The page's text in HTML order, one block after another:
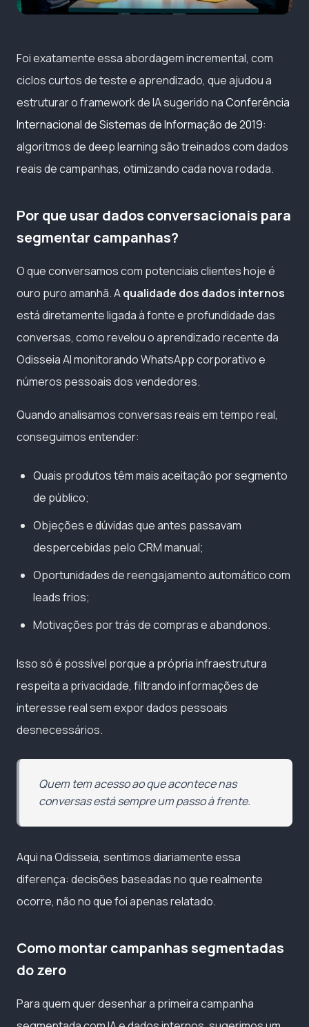
Foi exatamente essa abordagem incremental, com
ciclos curtos de teste e aprendizado, que ajudou a
estruturar o framework de IA sugerido naConferência
Internacional de Sistemas de Informação de 2019:
algoritmos de deep learning são treinados com dados
reais de campanhas, otimizando cada nova rodada.
Por que usar dados conversacionais para
segmentar campanhas?
O que conversamos com potenciais clientes hoje é
ouro puro amanhã. Aqualidade dos dados internos
está diretamente ligada à fonte e profundidade das
conversas, como revelou o aprendizado recente da
Odisseia AI monitorando WhatsApp corporativo e
números pessoais dos vendedores.
Quando analisamos conversas reais em tempo real,
conseguimos entender:
Quais produtos têm mais aceitação por segmento
de público;
Objeções e dúvidas que antes passavam
despercebidas pelo CRM manual;
Oportunidades de reengajamento automático com
leads frios;
Motivações por trás de compras e abandonos.
Isso só é possível porque a própria infraestrutura
respeita a privacidade, filtrando informações de
interesse real sem expor dados pessoais
desnecessários.
Quem tem acesso ao que acontece nas
conversas está sempre um passo à frente.
Aqui na Odisseia, sentimos diariamente essa
diferença: decisões baseadas no que realmente
ocorre, não no que foi apenas relatado.
Como montar campanhas segmentadas
do zero
Para quem quer desenhar a primeira campanha